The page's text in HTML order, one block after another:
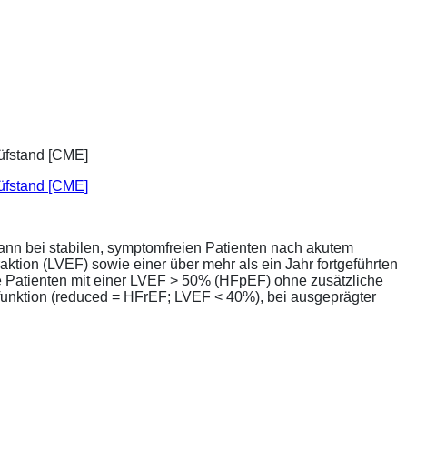
[CME]
bei stabilen, symptomfreien Patienten nach akutem
(LVEF) sowie einer über mehr als ein Jahr fortgeführten
mit einer LVEF > 50% (HFpEF) ohne zusätzliche
(reduced = HFrEF; LVEF < 40%), bei ausgeprägter